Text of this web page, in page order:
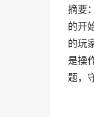
摘要
的开
的玩
是操
题，